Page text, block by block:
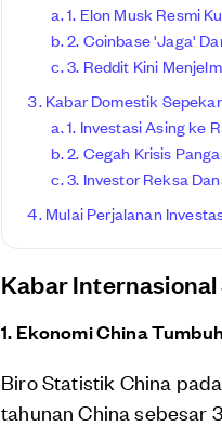
1. Elon Musk Resmi
2. Coinbase 'Jaga'
3. Reddit Kini
Kabar Domestik
1. Investasi Asing ke
2. Cegah Krisis
3. Investor Reksa
Mulai Perjalanan
Kabar Internasional
1. Ekonomi China
Biro Statistik China
tahunan China sebesar